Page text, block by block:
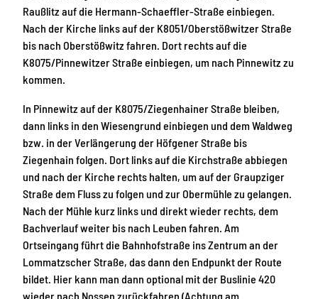
Raußlitz auf die Hermann-Schaeffler-Straße einbiegen.
Nach der Kirche links auf der K8051/Oberstößwitzer Straße
bis nach Oberstößwitz fahren. Dort rechts auf die
K8075/Pinnewitzer Straße einbiegen, um nach Pinnewitz zu
kommen.
In Pinnewitz auf der K8075/Ziegenhainer Straße bleiben,
dann links in den Wiesengrund einbiegen und dem Waldweg
bzw. in der Verlängerung der Höfgener Straße bis
Ziegenhain folgen. Dort links auf die Kirchstraße abbiegen
und nach der Kirche rechts halten, um auf der Graupziger
Straße dem Fluss zu folgen und zur Obermühle zu gelangen.
Nach der Mühle kurz links und direkt wieder rechts, dem
Bachverlauf weiter bis nach Leuben fahren. Am
Ortseingang führt die Bahnhofstraße ins Zentrum an der
Lommatzscher Straße, das dann den Endpunkt der Route
bildet. Hier kann man dann optional mit der Buslinie 420
wieder nach Nossen zurückfahren (Achtung am